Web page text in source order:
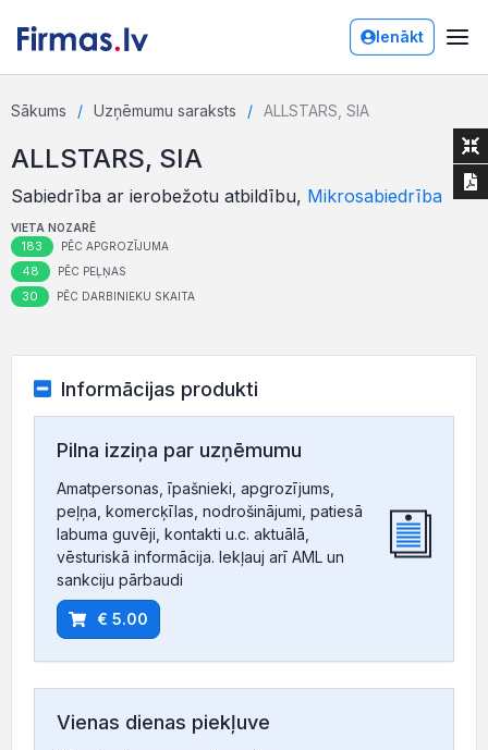
Ienākt
Sākums Uzņēmumu saraksts ALLSTARS, SIA
ALLSTARS, SIA
Sabiedrība ar ierobežotu atbildību, Mikrosabiedrība
VIETA NOZARĒ
183 PĒC APGROZĪJUMA
48 PĒC PEĻŅAS
30 PĒC DARBINIEKU SKAITA
Informācijas produkti
Pilna izziņa par uzņēmumu
Amatpersonas, īpašnieki, apgrozījums,
peļņa, komercķīlas, nodrošinājumi, patiesā
labuma guvēji, kontakti u.c. aktuālā,
vēsturiskā informācija. Iekļauj arī AML un
sankciju pārbaudi
€ 5.00
Vienas dienas piekļuve